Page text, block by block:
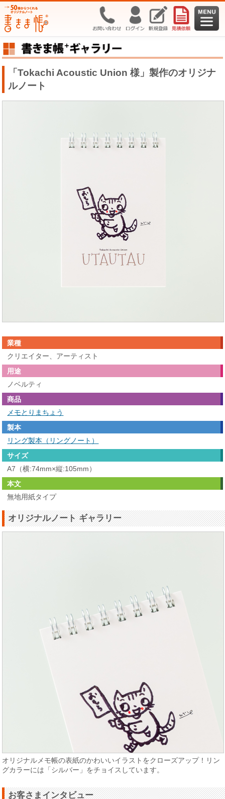
「Tokachi Acoustic Union 様」製作のオリジナ
ルノート
業種
クリエイター、アーティスト
用途
ノベルティ
商品
メモとりまちょう
製本
リング製本（リングノート）
サイズ
A7（横:74mm×縦:105mm）
本文
無地用紙タイプ
オリジナルノート ギャラリー
オリジナルメモ帳の表紙のかわいいイラストをクローズアップ！リン
グカラーには「シルバー」をチョイスしています。
お客さまインタビュー